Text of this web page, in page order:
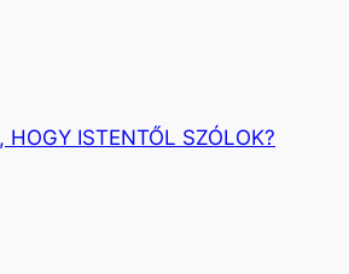
ISTENTŐL SZÓLOK?